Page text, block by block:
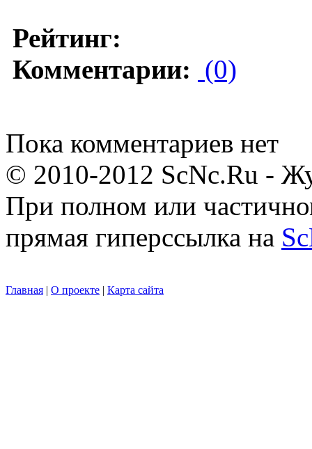
Рейтинг:
Комментарии: (0)
Пока комментариев нет
© 2010-2012 ScNc.Ru -
При полном или
прямая гиперссылка на
Главная | О проекте | Карта сайта